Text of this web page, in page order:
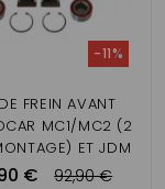
FREIN AVANT
MC1/MC2 (2
ET JDM
ALBIZIA/ALOES
€
-11%
92,90 €